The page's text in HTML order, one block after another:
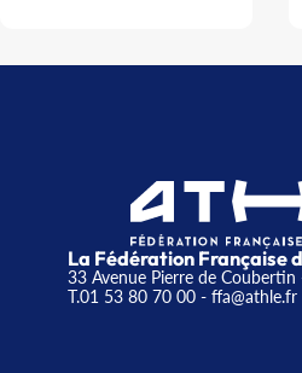
La Fédération Française
33 Avenue Pierre de
T.01 53 80 70 00- ffa@athle.fr